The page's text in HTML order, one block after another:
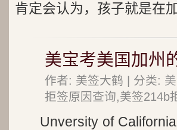
肯定会认为，孩子就是在
美宝考美国加州
作者: 美签大鹤 | 分类:
拒签原因查询,美签214b
Unversity of